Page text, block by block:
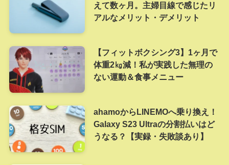
えて数ヶ月。主婦目線で感じたリ
アルなメリット・デメリット
【フィットボクシング3】1ヶ月で
体重2㎏減！私が実践した無理の
ない運動＆食事メニュー
ahamoからLINEMOへ乗り換え！
Galaxy S23 Ultraの分割払いはど
うなる？【実録・失敗談あり】